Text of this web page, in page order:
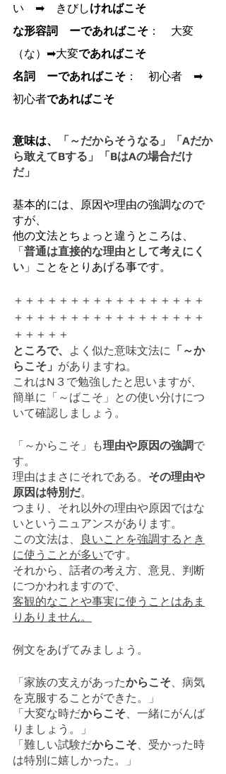
い　➡　きびしければこそ
な形容詞　ーであればこそ ：　大変
（な）➡大変であればこそ
名詞　ーであればこそ ：　初心者　➡
初心者であればこそ
意味は、
「～だからそうなる」「Aだか
ら敢えてBする」「BはAの場合だけ
だ」
基本的には、原因や理由の強調なので
すが、
他の文法とちょっと違うところは、
「普通は直接的な理由として考えにく
い 」ことをとりあげる事です。
＋＋＋＋＋＋＋＋＋＋＋＋＋＋＋＋＋
＋＋＋＋＋＋＋＋＋＋＋＋＋＋＋＋＋
＋＋＋＋＋
ところで、
よく似た意味文法に 「～か
らこそ」 がありますね。
これはN３で勉強したと思いますが、
簡単に「～ばこそ」との使い分けにつ
いて確認しましょう。
「～からこそ」も理由や原因の強調で
す。
理由はまさにそれである。 その理由や
原因は特別だ。
つまり、それ以外の理由や原因ではな
いというニュアンスがあります。
この文法は、
良いことを強調するとき
に使うことが多いです。
それから、話者の考え方、意見、判断
につかわれますので、
客観的なことや事実に使うことはあま
りありません。
例文をあげてみましょう。
「家族の支えがあったからこそ 、病気
を克服することができた。」
「大変な時だからこそ 、一緒にがんば
りましょう。」
「難しい試験だからこそ 、受かった時
は特別に嬉しかった。」